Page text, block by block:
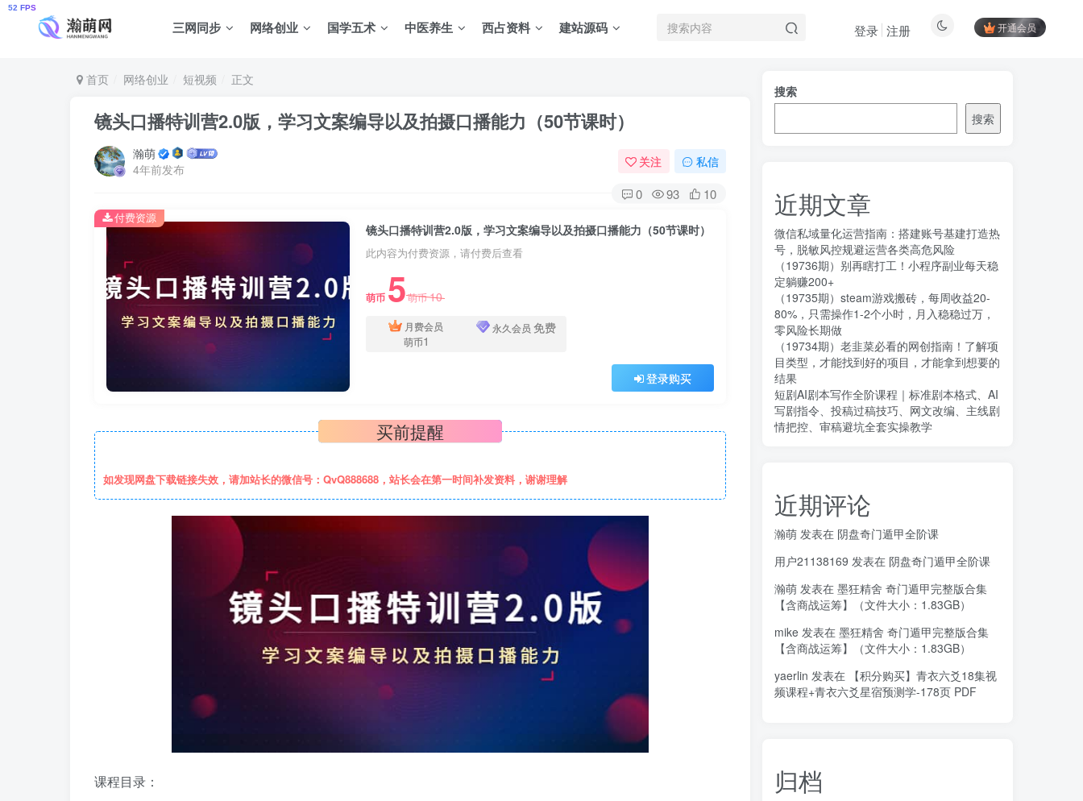
三网同步 网络创业 国学五术 中医养生 西占资料 建站源码 开通会员
登录 注册
首页 网络创业 短视频 正文
镜头口播特训营2.0版，学习文案编导以及拍摄口播能力（50节课时）
瀚萌
4年前发布
关注 私信
0 93 10
镜头口播特训营2.0版，学习文案编导以及拍摄口播能力（50节课时）
此内容为付费资源，请付费后查看
萌币 5萌币10
月费会员
萌币1
永久会员 免费
登录购买
付费资源
买前提醒
如发现网盘下载链接失效，请加站长的微信号：QvQ888688，站长会在第一时间补发资料，谢谢理解
课程目录：
搜索
搜索
近期文章
微信私域量化运营指南：搭建账号基建打造热
号，脱敏风控规避运营各类高危风险
（19736期）别再瞎打工！小程序副业每天稳
定躺赚200+
（19735期）steam游戏搬砖，每周收益20-
80%，只需操作1-2个小时，月入稳稳过万，
零风险长期做
（19734期）老韭菜必看的网创指南！了解项
目类型，才能找到好的项目，才能拿到想要的
结果
短剧AI剧本写作全阶课程｜标准剧本格式、AI
写剧指令、投稿过稿技巧、网文改编、主线剧
情把控、审稿避坑全套实操教学
近期评论
瀚萌 发表在 阴盘奇门遁甲全阶课
用户21138169 发表在 阴盘奇门遁甲全阶课
瀚萌 发表在 墨狂精舍 奇门遁甲完整版合集
【含商战运筹】（文件大小：1.83GB）
mike 发表在 墨狂精舍 奇门遁甲完整版合集
【含商战运筹】（文件大小：1.83GB）
yaerlin 发表在 【积分购买】青衣六爻18集视
频课程+青衣六爻星宿预测学-178页 PDF
归档